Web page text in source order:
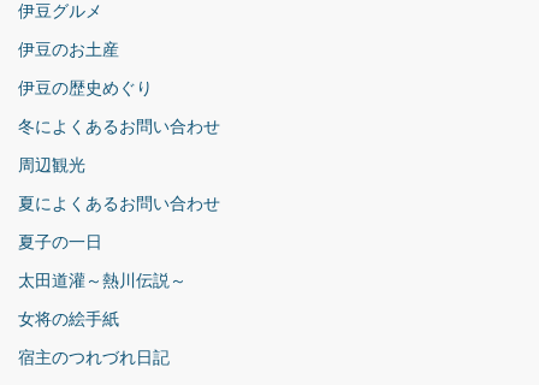
伊豆グルメ
伊豆のお土産
伊豆の歴史めぐり
冬によくあるお問い合わせ
周辺観光
夏によくあるお問い合わせ
夏子の一日
太田道灌～熱川伝説～
女将の絵手紙
宿主のつれづれ日記